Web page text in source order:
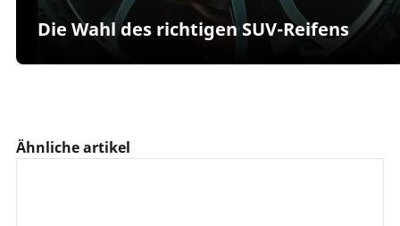
Die Wahl des richtigen SUV-Reifens
Ähnliche artikel